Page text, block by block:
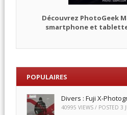
Découvrez PhotoGeek
smartphone et
POPULAIRES
Divers : Fuji X-
40995 VIEWS / POSTED 3